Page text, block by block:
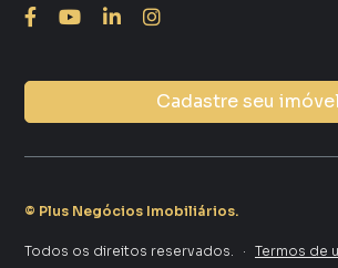
Cadastre seu imóvel
© Plus Negócios Imobiliários.
Todos os direitos reservados. · Termos de